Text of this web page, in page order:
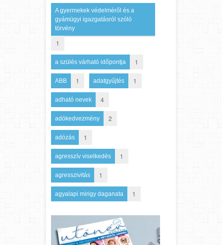
A gyermekek védelméről és a
gyámügyi igazgatásról szóló
törvény
1
a szülés várható időpontja 1
ABB 1 adatgyűjtés 1
adható nevek 4
adókedvezmény 2
adózás 1
agresszív viselkedés 1
agresszivitás 1
agyalapi mirigy daganata 1